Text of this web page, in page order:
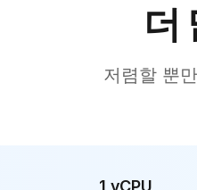
더
저렴할 뿐
1 vCPU